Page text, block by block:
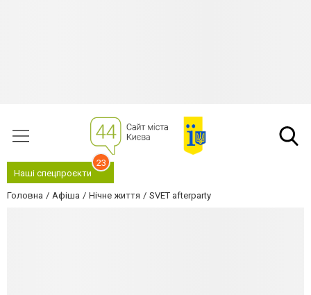
Наші спецпроєкти
23
Головна Афіша Нічне життя SVET afterparty